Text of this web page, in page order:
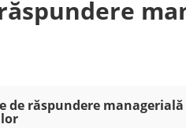
de răspundere